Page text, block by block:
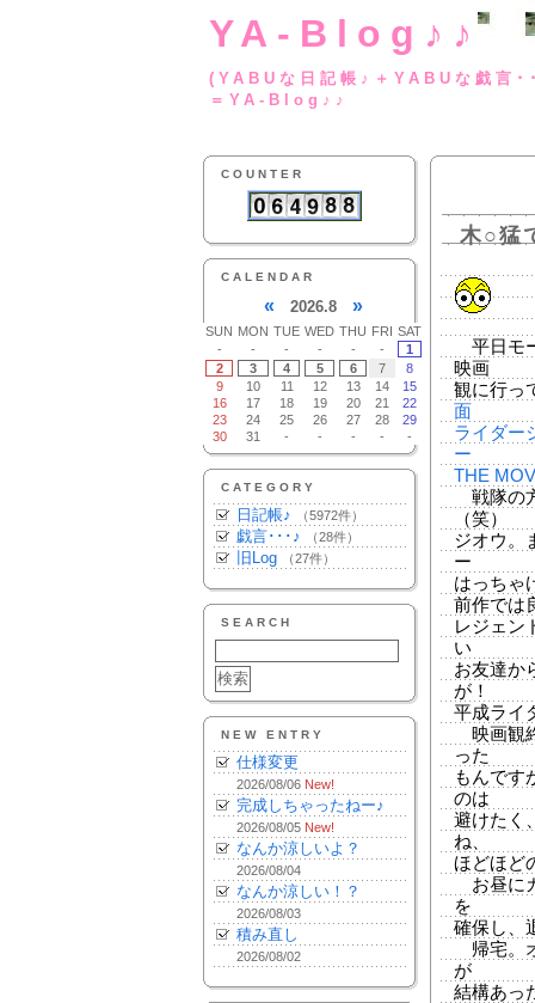
YA-Blog♪♪
(YABUな日記帳♪
＝YA-Blog♪♪
COUNTER
CALENDAR
« 2026.8 »
SUN MON TUE WED THU FRI SAT
-
- - - - -
1
2
3 4 5 6 7
8
9
10 11 12 13 14
15
16
17 18 19 20 21
22
23
24 25 26 27 28
29
30
31 - - - - -
CATEGORY
日記帳♪ （5972件）
戯言･･･♪ （28件）
旧Log （27件）
SEARCH
NEW ENTRY
仕様変更
2026/08/06 New!
完成しちゃったねー♪
2026/08/05 New!
なんか涼しいよ？
2026/08/04
なんか涼しい！？
2026/08/03
積み直し
2026/08/02
木○猛
平日モ
映画
観に行っ
面
ライダー
ー
THE
戦隊の
（笑）
ジオウ。
ー
はっちゃ
前作では
レジェン
い
お友達か
が！
平成ライ
映画観
った
もんです
のは
避けたく
ね、
ほどほど
お昼に
を
確保し、
帰宅。
が
結構あっ